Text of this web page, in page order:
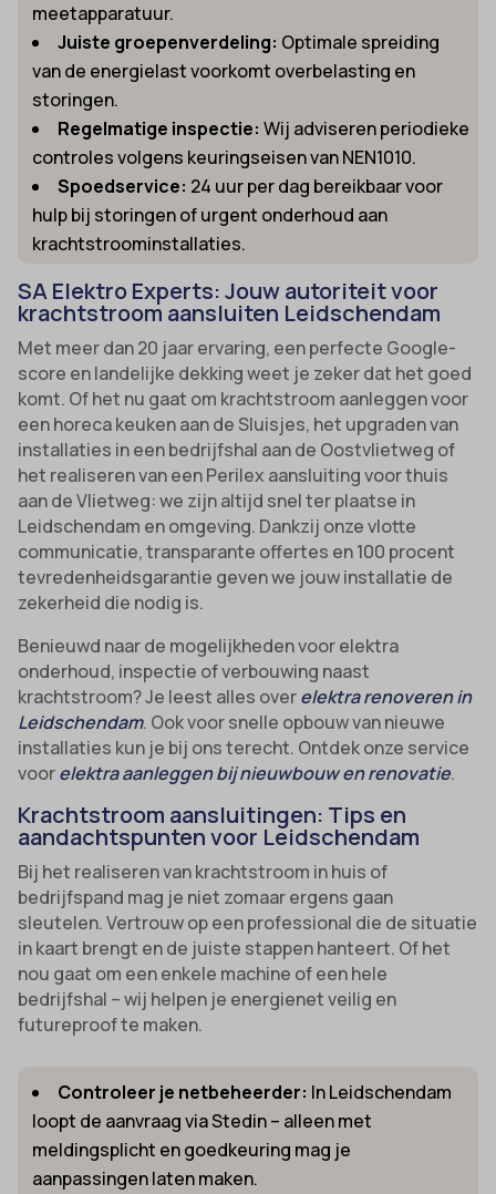
meetapparatuur.
Juiste groepenverdeling: Optimale spreiding
van de energielast voorkomt overbelasting en
storingen.
Regelmatige inspectie: Wij adviseren periodieke
controles volgens keuringseisen van NEN1010.
Spoedservice: 24 uur per dag bereikbaar voor
hulp bij storingen of urgent onderhoud aan
krachtstroominstallaties.
SA Elektro Experts: Jouw autoriteit voor
krachtstroom aansluiten Leidschendam
Met meer dan 20 jaar ervaring, een perfecte Google-
score en landelijke dekking weet je zeker dat het goed
komt. Of het nu gaat om krachtstroom aanleggen voor
een horeca keuken aan de Sluisjes, het upgraden van
installaties in een bedrijfshal aan de Oostvlietweg of
het realiseren van een Perilex aansluiting voor thuis
aan de Vlietweg: we zijn altijd snel ter plaatse in
Leidschendam en omgeving. Dankzij onze vlotte
communicatie, transparante offertes en 100 procent
tevredenheidsgarantie geven we jouw installatie de
zekerheid die nodig is.
Benieuwd naar de mogelijkheden voor elektra
onderhoud, inspectie of verbouwing naast
krachtstroom? Je leest alles overelektra renoveren in
Leidschendam. Ook voor snelle opbouw van nieuwe
installaties kun je bij ons terecht. Ontdek onze service
voorelektra aanleggen bij nieuwbouw en renovatie.
Krachtstroom aansluitingen: Tips en
aandachtspunten voor Leidschendam
Bij het realiseren van krachtstroom in huis of
bedrijfspand mag je niet zomaar ergens gaan
sleutelen. Vertrouw op een professional die de situatie
in kaart brengt en de juiste stappen hanteert. Of het
nou gaat om een enkele machine of een hele
bedrijfshal – wij helpen je energienet veilig en
futureproof te maken.
Controleer je netbeheerder: In Leidschendam
loopt de aanvraag via Stedin – alleen met
meldingsplicht en goedkeuring mag je
aanpassingen laten maken.